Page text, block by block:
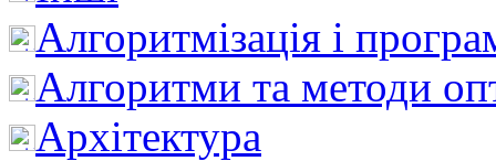
Алгоритмізація і
Алгоритми та методи
Архітектура